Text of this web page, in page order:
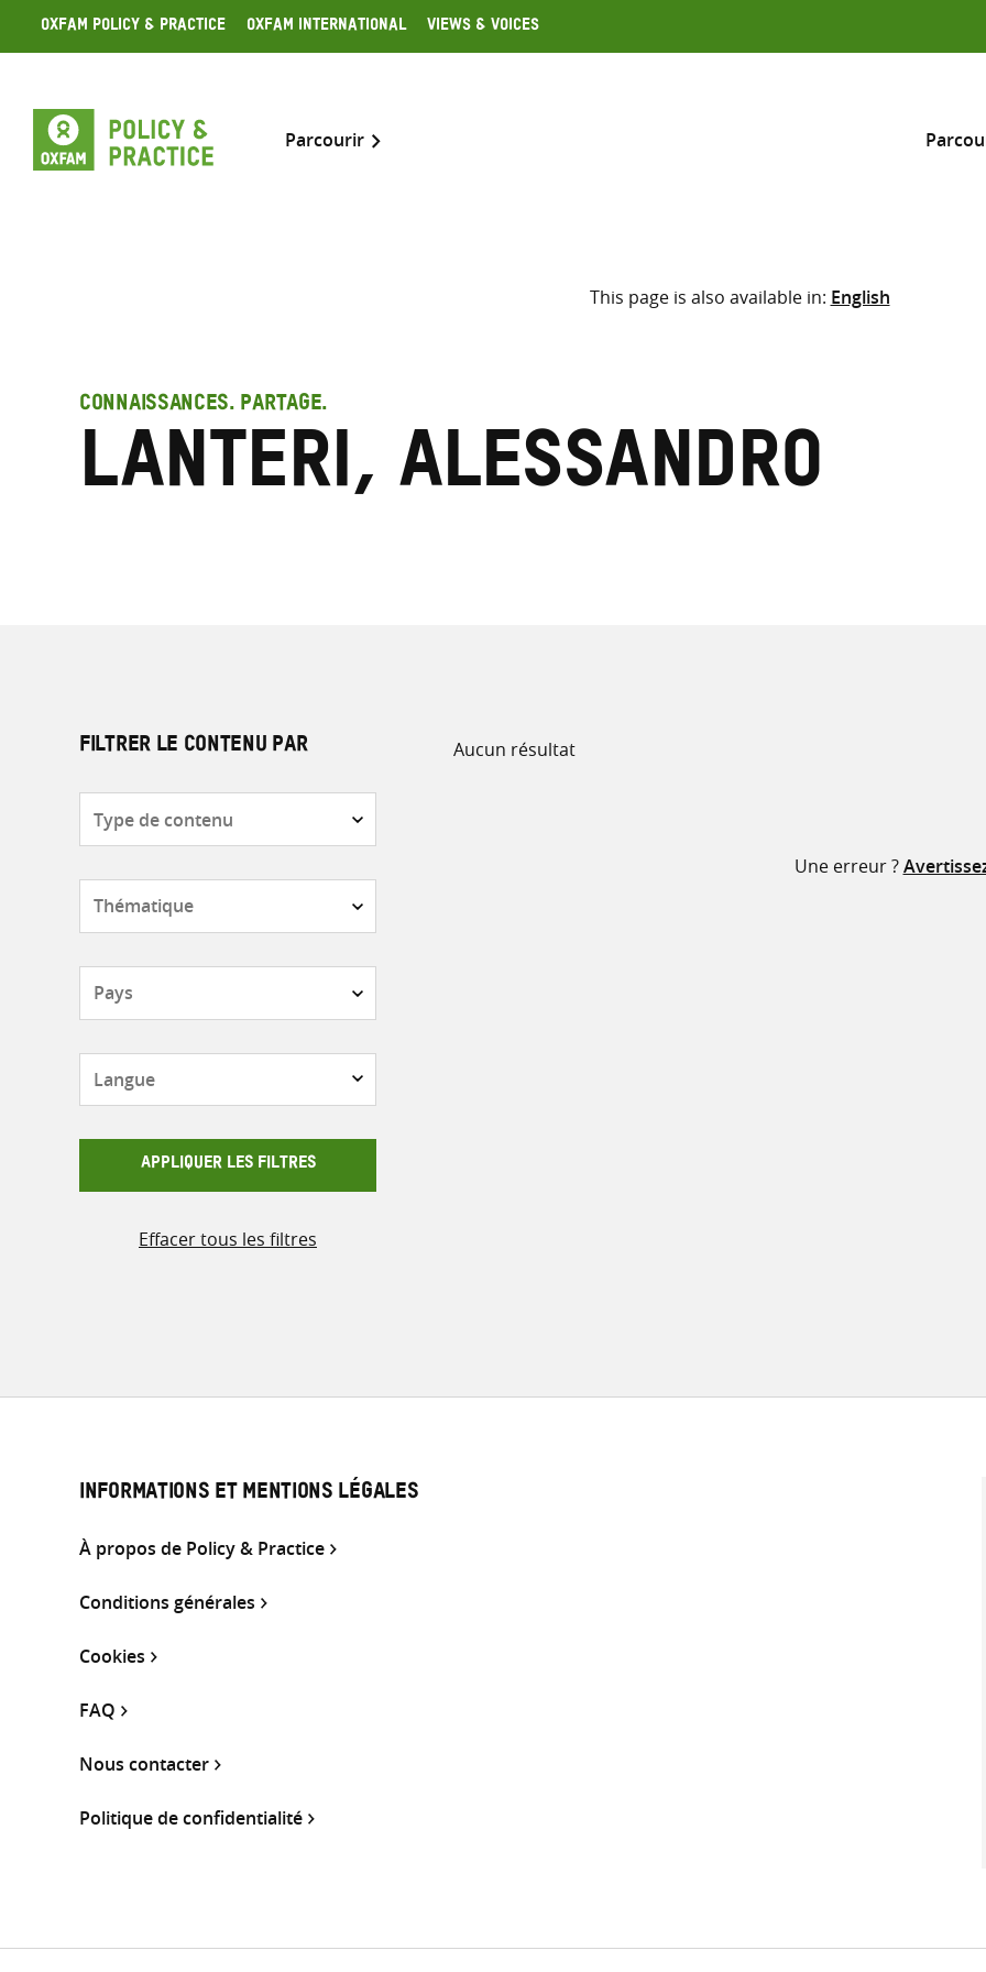
Skip
to
Oxfam Policy & Practice Oxfam International Views & Voices
Parcourir
Inclure
Sélectionner l’emplacement
termes
de
This page is also available in: English
CONNAISSANCES. PARTAGE.
Lanteri, Alessandro
FILTRER LE CONTENU PAR
de
APPLIQUER LES FILTRES
Effacer tous les filtres
Aucun résultat
Une erreur ?
INFORMATIONS ET MENTIONS LÉGALES
À propos de Policy & Practice
Conditions générales
Cookies
FAQ
Nous contacter
Politique de confidentialité